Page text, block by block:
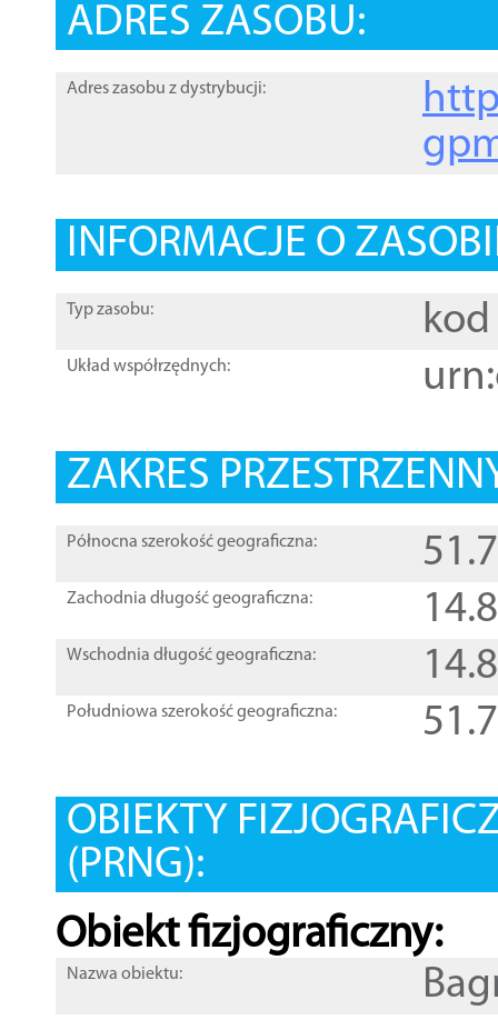
ADRES ZASOBU:
Adres zasobu z dystrybucji:
INFORMACJE O
Typ zasobu: kod
Układ współrzędnych:
ZAKRES
Północna szerokość geograficzna:
Zachodnia długość geograficzna:
Wschodnia długość geograficzna:
Południowa szerokość geograficzna:
OBIEKTY
(PRNG):
Obiekt fizjograficzny:
Nazwa obiektu: